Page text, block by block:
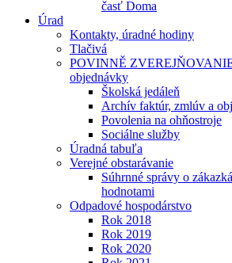
časť Doma
Úrad
Kontakty, úradné hodiny
Tlačivá
POVINNĚ
objednávky
Školská jedáleň
Archív faktúr, zmlúv a
Povolenia na ohňostroje
Sociálne služby
Úradná tabuľa
Verejné obstarávanie
Súhrnné správy o
hodnotami
Odpadové hospodárstvo
Rok 2018
Rok 2019
Rok 2020